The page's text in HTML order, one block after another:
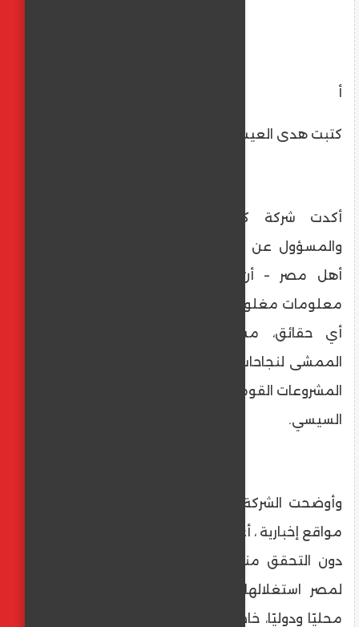
أ
كتبت هدى العيسوى
أكدت شركة كاونسل ماسترز – المشغّل
والمسؤول عن إدارة جزء من مشروع ممشى
أهل مصر – أن ما يتم تداوله مؤخرًا من
معلومات مغلوطة حول المشروع لا يستند إلى
أي حقائق، مشددة على استمرار تحقيق
الممشى لنجاحات موثقة تعزز مكانته كأحد أبرز
المشروعات القومية في عهد الرئيس عبد الفتاح
السيسي.
وأوضحت الشركة أن بعض المنصّات، بما فيها
مواقع إخبارية ، أعادت نشر معلومات غير دقيقة
دون التحقق منها، ما أتاح للقنوات المعادية
لمصر استغلالها لتشويه مشروع أثبت نجاحه
محليًا ودوليًا، خاصة بعد أن أصبح مؤخرًا وجهة